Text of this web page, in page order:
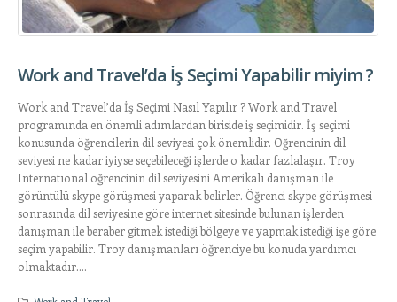
Work and Travel’da İş Seçimi Yapabilir miyim ?
Work and Travel’da İş Seçimi Nasıl Yapılır ? Work and Travel
programında en önemli adımlardan biriside iş seçimidir. İş seçimi
konusunda öğrencilerin dil seviyesi çok önemlidir. Öğrencinin dil
seviyesi ne kadar iyiyse seçebileceği işlerde o kadar fazlalaşır. Troy
Internatıonal öğrencinin dil seviyesini Amerikalı danışman ile
görüntülü skype görüşmesi yaparak belirler. Öğrenci skype görüşmesi
sonrasında dil seviyesine göre internet sitesinde bulunan işlerden
danışman ile beraber gitmek istediği bölgeye ve yapmak istediği işe göre
seçim yapabilir. Troy danışmanları öğrenciye bu konuda yardımcı
olmaktadır....